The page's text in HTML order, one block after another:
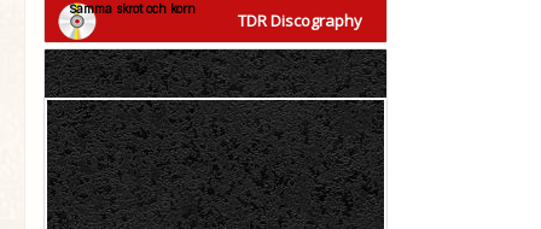
TDR Discography
Samma skrot och korn